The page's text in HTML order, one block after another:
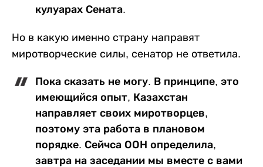
кулуарах Сената.
Но в какую именно страну направят
миротворческие силы, сенатор не ответила.
Пока сказать не могу. В принципе, это
имеющийся опыт, Казахстан
направляет своих миротворцев,
поэтому эта работа в плановом
порядке. Сейчса ООН определила,
завтра на заседании мы вместе с вами